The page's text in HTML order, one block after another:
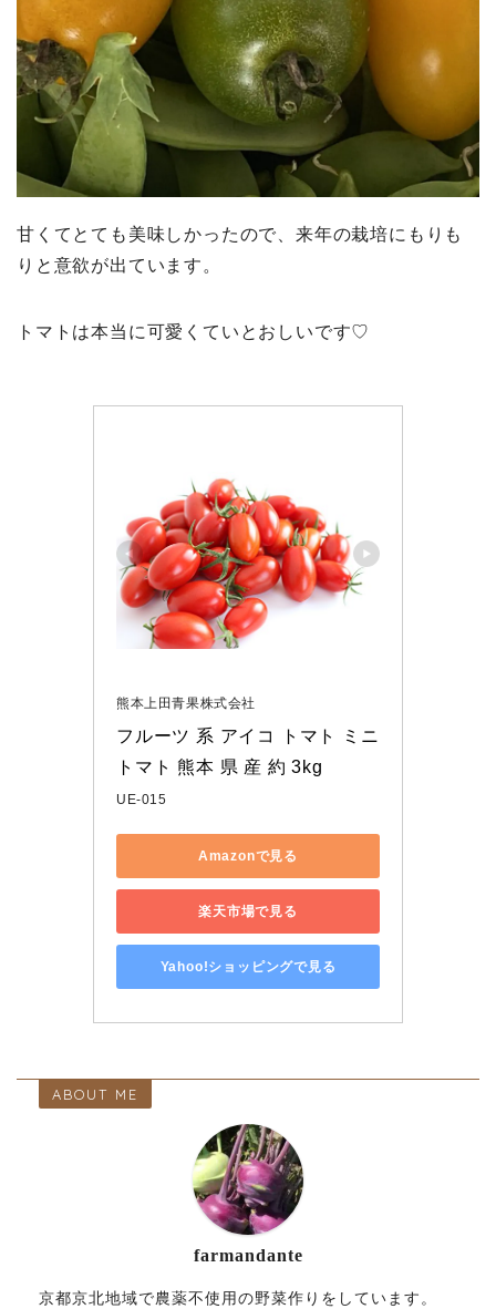
甘くてとても美味しかったので、来年の栽培にもりも
りと意欲が出ています。
トマトは本当に可愛くていとおしいです♡
熊本上田青果株式会社
フルーツ 系 アイコ トマト ミニ
トマト 熊本 県 産 約 3kg
UE-015
Amazonで見る
楽天市場で見る
Yahoo!ショッピングで見る
ABOUT ME
farmandante
京都京北地域で農薬不使用の野菜作りをしています。